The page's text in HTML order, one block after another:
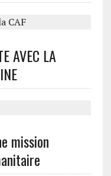
AVEC LA
mission